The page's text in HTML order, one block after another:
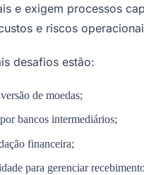
e exigem processos
e riscos
desafios estão:
de moedas;
bancos intermediários;
financeira;
para gerenciar